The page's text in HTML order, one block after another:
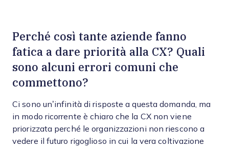
Perché così tante aziende fanno
fatica a dare priorità alla CX? Quali
sono alcuni errori comuni che
commettono?
Ci sono un’infinità di risposte a questa domanda, ma
in modo ricorrente è chiaro che la CX non viene
priorizzata perché le organizzazioni non riescono a
vedere il futuro rigoglioso in cui la vera coltivazione